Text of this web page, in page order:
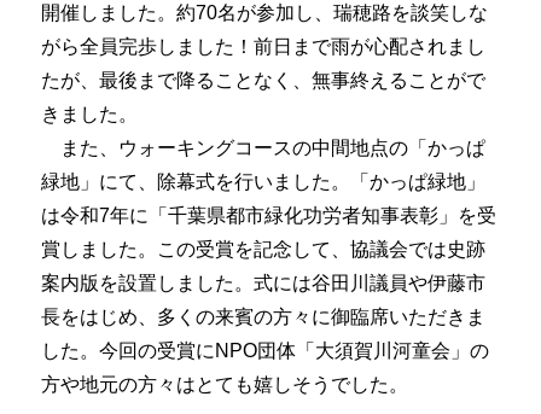
開催しました。約70名が参加し、瑞穂路を談笑しな
がら全員完歩しました！前日まで雨が心配されまし
たが、最後まで降ることなく、無事終えることがで
きました。
また、ウォーキングコースの中間地点の「かっぱ
緑地」にて、除幕式を行いました。「かっぱ緑地」
は令和7年に「千葉県都市緑化功労者知事表彰」を受
賞しました。この受賞を記念して、協議会では史跡
案内版を設置しました。式には谷田川議員や伊藤市
長をはじめ、多くの来賓の方々に御臨席いただきま
した。今回の受賞にNPO団体「大須賀川河童会」の
方や地元の方々はとても嬉しそうでした。